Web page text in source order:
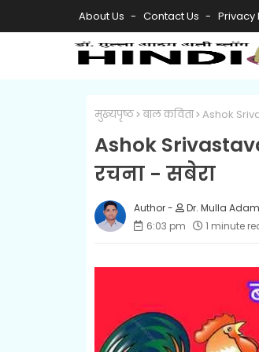
About Us Contact Us Privacy
मुख्यपृष्ठ बाल कविता Ashok
Ashok
रचना - सबेरा
Dr. Mulla
6:03 pm
1 minute